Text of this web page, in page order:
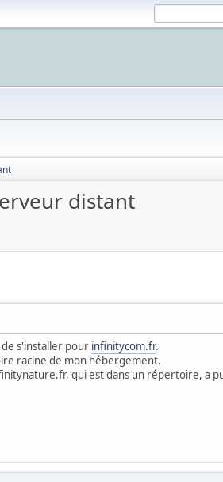
distant
s'installer pour infinitycom.fr.
racine de mon hébergement.
qui est dans un répertoire, a